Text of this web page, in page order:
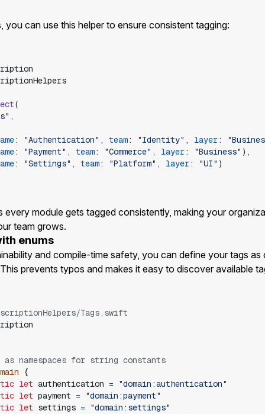
you can use this helper to ensure consistent tagging:
(
" ,
: "Authentication" , team: "Identity" , layer: "
: "Payment" , team: "Commerce" , layer: "Business" ) ,
: "Settings" , team: "Platform" , layer: "UI" )
every module gets tagged consistently, making your
team grows.
enums
and compile-time safety, you can define your tags
prevents typos and makes it easy to discover available
Tags.swift
as namespaces for string constants
{
let authentication = "domain:authentication"
let payment = "domain:payment"
let settings = "domain:settings"